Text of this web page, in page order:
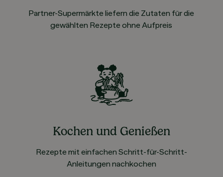
Partner-Supermärkte liefern die Zutaten für die
gewählten Rezepte ohne Aufpreis
Kochen und Genießen
Rezepte mit einfachen Schritt-für-Schritt-
Anleitungen nachkochen